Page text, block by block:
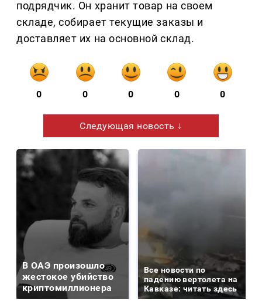
подрядчик. Он хранит товар на своем
складе, собирает текущие заказы и
доставляет их на основной склад.
0 0 0 0 0
Следующая новость ↓
В ОАЭ произошло
жестокое убийство
криптомиллионера
Все новости по
падению вертолета на
Кавказе: читать здесь